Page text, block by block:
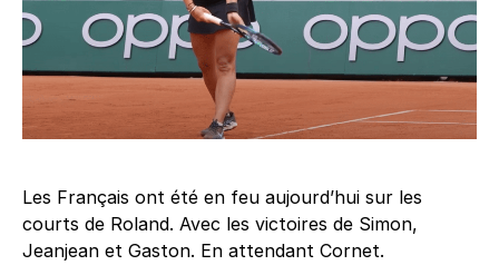
Les Français ont été en feu aujourd’hui sur les
courts de Roland. Avec les victoires de Simon,
Jeanjean et Gaston. En attendant Cornet.